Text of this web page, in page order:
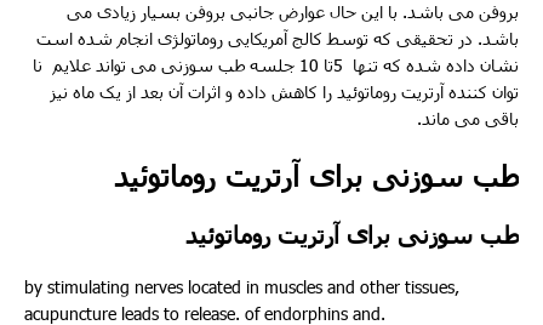
بروفن می باشد. با این حال عوارض جانبی بروفن بسیار زیادی می
باشد. در تحقیقی که توسط کالج آمریکایی روماتولژی انجام شده است
نشان داده شده که تنها 5تا 10 جلسه طب سوزنی می تواند علایم نا
توان کننده آرتریت روماتوئید را کاهش داده و اثرات آن بعد از یک ماه نیز
باقی می ماند.
طب سوزنی برای آرتریت روماتوئید
طب سوزنی برای آرتریت روماتوئید
by stimulating nerves located in muscles and other tissues,
acupuncture leads to release. of endorphins and.